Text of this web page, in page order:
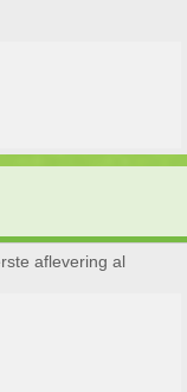
aflevering al